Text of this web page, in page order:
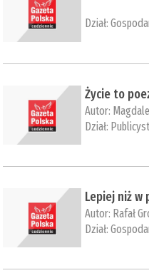
Dział:
Życie to
Autor:
Dział:
Lepiej niż w
Autor: Rafał
Dział: